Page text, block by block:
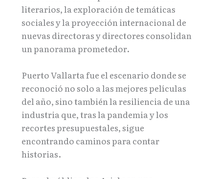
literarios, la exploración de temáticas
sociales y la proyección internacional de
nuevas directoras y directores consolidan
un panorama prometedor.
Puerto Vallarta fue el escenario donde se
reconoció no solo a las mejores películas
del año, sino también la resiliencia de una
industria que, tras la pandemia y los
recortes presupuestales, sigue
encontrando caminos para contar
historias.